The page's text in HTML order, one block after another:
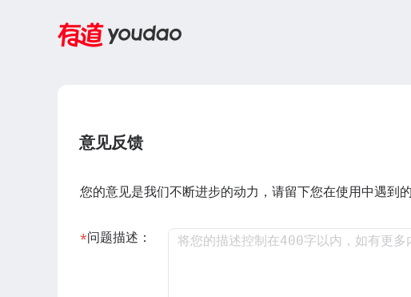
意见反馈
您的意见是我们不断进步的动力，请留下您在使用中遇到
问题描述：